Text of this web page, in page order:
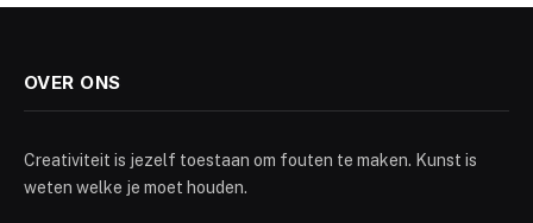
OVER ONS
Creativiteit is jezelf toestaan om fouten te maken. Kunst is
weten welke je moet houden.